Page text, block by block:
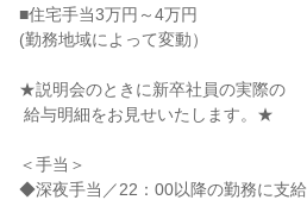
■住宅手当3万円～4万円
(勤務地域によって変動）
★説明会のときに新卒社員の実際の
＜手当＞
◆深夜手当／22：00以降の勤務に支給